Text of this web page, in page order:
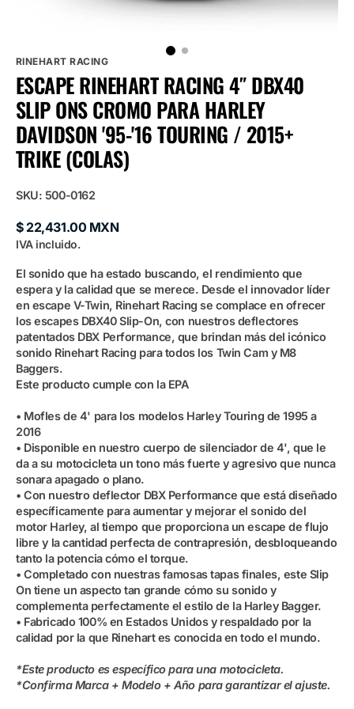
RINEHART RACING
ESCAPE RINEHART RACING 4″ DBX40
SLIP ONS CROMO PARA HARLEY
DAVIDSON '95-'16 TOURING / 2015+
TRIKE (COLAS)
SKU: 500-0162
Precio
habitual
$ 22,431.00 MXN
IVA incluido.
El sonido que ha estado buscando, el rendimiento que
espera y la calidad que se merece. Desde el innovador líder
en escape V-Twin, Rinehart Racing se complace en ofrecer
los escapes DBX40 Slip-On, con nuestros deflectores
patentados DBX Performance, que brindan más del icónico
sonido Rinehart Racing para todos los Twin Cam y M8
Baggers.
Este producto cumple con la EPA
• Mofles de 4' para los modelos Harley Touring de 1995 a
2016
• Disponible en nuestro cuerpo de silenciador de 4', que le
da a su motocicleta un tono más fuerte y agresivo que nunca
sonara apagado o plano.
• Con nuestro deflector DBX Performance que está diseñado
específicamente para aumentar y mejorar el sonido del
motor Harley, al tiempo que proporciona un escape de flujo
libre y la cantidad perfecta de contrapresión, desbloqueando
tanto la potencia cómo el torque.
• Completado con nuestras famosas tapas finales, este Slip
On tiene un aspecto tan grande cómo su sonido y
complementa perfectamente el estilo de la Harley Bagger.
• Fabricado 100% en Estados Unidos y respaldado por la
calidad por la que Rinehart es conocida en todo el mundo.
*Este producto es específico para una motocicleta.
*Confirma Marca + Modelo + Año para garantizar el ajuste.